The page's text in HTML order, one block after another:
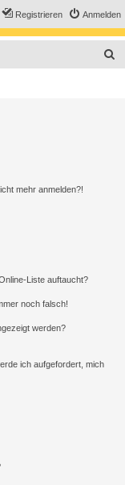
Anmelden
Registrieren
mehr anmelden?!
Liste auftaucht?
noch falsch!
werden?
ich aufgefordert, mich